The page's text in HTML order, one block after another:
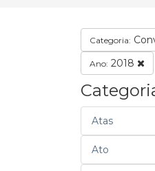
Categoria:
Ano: 2018
Atas
Ato